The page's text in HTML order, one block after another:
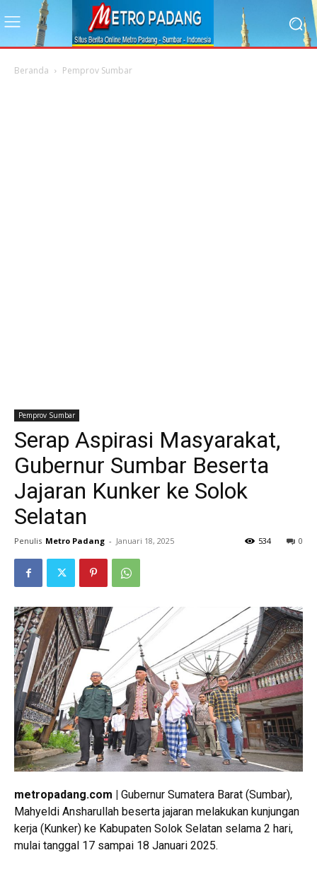
Beranda Pemprov Sumbar
Pemprov Sumbar
Serap Aspirasi Masyarakat,
Gubernur Sumbar Beserta
Jajaran Kunker ke Solok
Selatan
Penulis Metro Padang - Januari 18, 2025 0
534
metropadang.com |
Gubernur Sumatera Barat (Sumbar),
Mahyeldi Ansharullah beserta jajaran melakukan kunjungan
kerja (Kunker) ke Kabupaten Solok Selatan selama 2 hari,
mulai tanggal 17 sampai 18 Januari 2025.